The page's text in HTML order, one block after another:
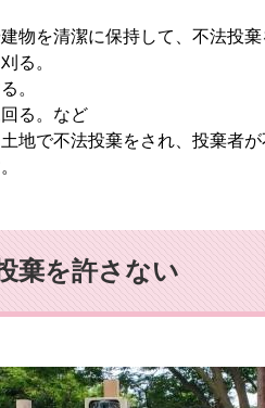
物を清潔に保持して、不法投
る。
。
る。など
地で不法投棄をされ、投棄者
棄を許さない